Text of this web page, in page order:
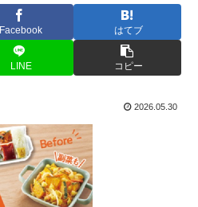
Facebook はてブ
LINE コピー
2026.05.30